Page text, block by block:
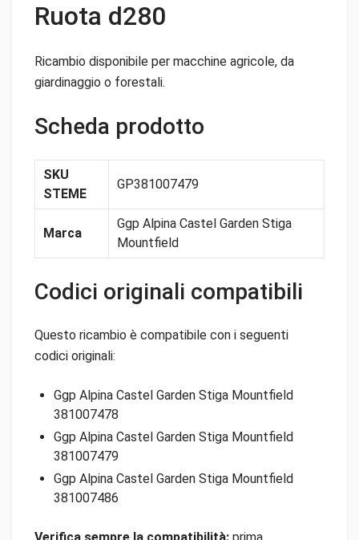
Ruota d280
Ricambio disponibile per macchine agricole, da
giardinaggio o forestali.
Scheda prodotto
SKU
STEME
GP381007479
Marca
Ggp Alpina Castel Garden Stiga
Mountfield
Codici originali compatibili
Questo ricambio è compatibile con i seguenti
codici originali:
Ggp Alpina Castel Garden Stiga Mountfield
381007478
Ggp Alpina Castel Garden Stiga Mountfield
381007479
Ggp Alpina Castel Garden Stiga Mountfield
381007486